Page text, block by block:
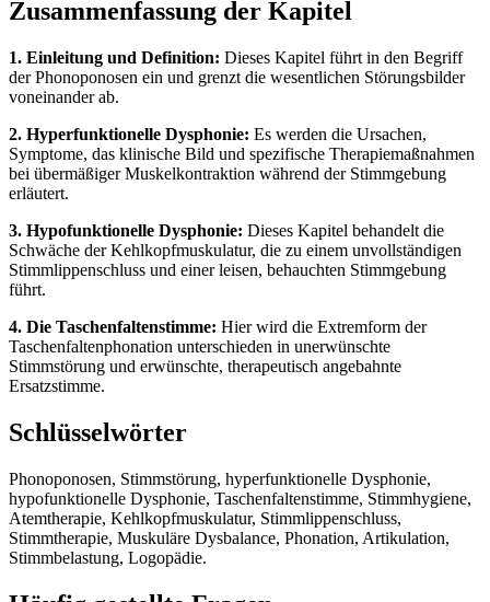
Zusammenfassung der Kapitel
1. Einleitung und Definition: Dieses Kapitel führt in den Begriff
der Phonoponosen ein und grenzt die wesentlichen Störungsbilder
voneinander ab.
2. Hyperfunktionelle Dysphonie: Es werden die Ursachen,
Symptome, das klinische Bild und spezifische Therapiemaßnahmen
bei übermäßiger Muskelkontraktion während der Stimmgebung
erläutert.
3. Hypofunktionelle Dysphonie: Dieses Kapitel behandelt die
Schwäche der Kehlkopfmuskulatur, die zu einem unvollständigen
Stimmlippenschluss und einer leisen, behauchten Stimmgebung
führt.
4. Die Taschenfaltenstimme: Hier wird die Extremform der
Taschenfaltenphonation unterschieden in unerwünschte
Stimmstörung und erwünschte, therapeutisch angebahnte
Ersatzstimme.
Schlüsselwörter
Phonoponosen, Stimmstörung, hyperfunktionelle Dysphonie,
hypofunktionelle Dysphonie, Taschenfaltenstimme, Stimmhygiene,
Atemtherapie, Kehlkopfmuskulatur, Stimmlippenschluss,
Stimmtherapie, Muskuläre Dysbalance, Phonation, Artikulation,
Stimmbelastung, Logopädie.